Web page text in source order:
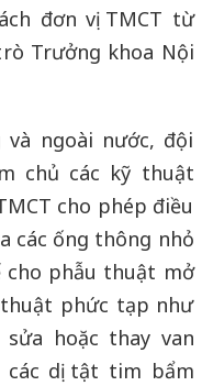
đơn vị TMCT từ
Trưởng khoa Nội
ngoài nước, đội
chủ các kỹ thuật
cho phép điều
các ống thông nhỏ
cho phẫu thuật mở
phức tạp như
hoặc thay van
các dị tật tim bẩm